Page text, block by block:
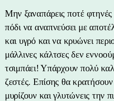
Μην ξαναπάρεις ποτέ
πόδι να αναπνεύσει με
και υγρό και να κρυώνει
μάλλινες κάλτσες δεν
τσιμπάει! Υπάρχουν πολύ
ζεστές. Επίσης θα
μυρίζουν και γλυτώνεις την